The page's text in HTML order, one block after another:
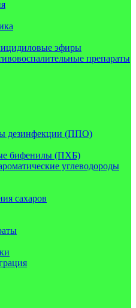
эфиры
препараты
дезинфекции (ППО)
бифенилы (ПХБ)
углеводороды
сахаров